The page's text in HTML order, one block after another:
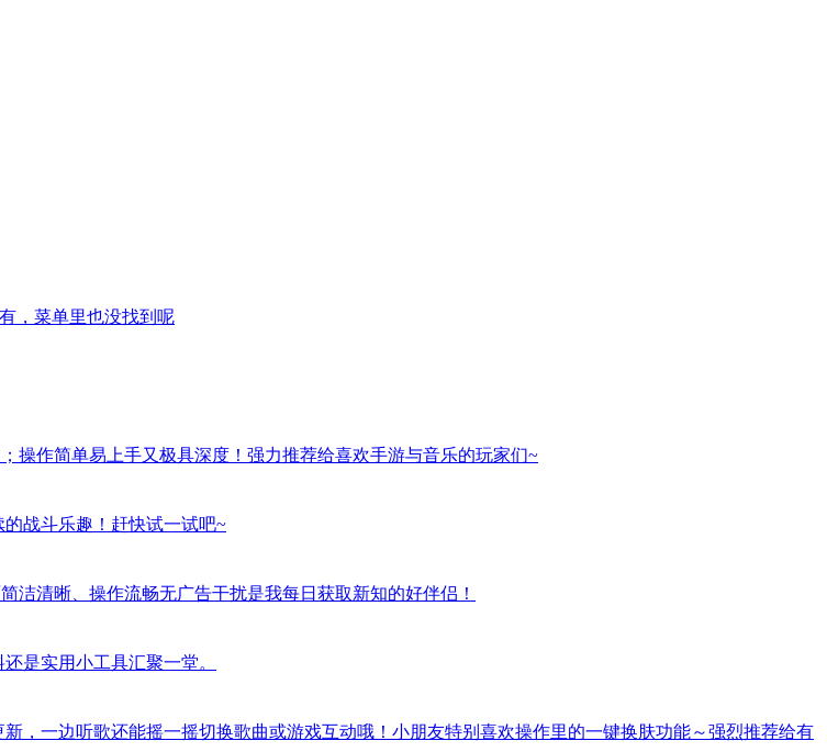
，菜单里也没找到呢
操作简单易上手又极具深度！强力推荐给喜欢手游与音乐的玩家们~
战斗乐趣！赶快试一试吧~
洁清晰、操作流畅无广告干扰是我每日获取新知的好伴侣！
是实用小工具汇聚一堂。
，一边听歌还能摇一摇切换歌曲或游戏互动哦！小朋友特别喜欢操作里的一键换肤功能～强烈推荐给有